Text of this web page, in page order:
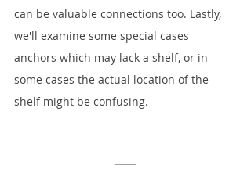
can be valuable connections too. Lastly,
we'll examine some special cases
anchors which may lack a shelf, or in
some cases the actual location of the
shelf might be confusing.